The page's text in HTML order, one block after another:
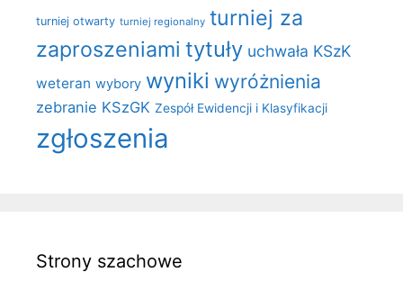
turniej otwarty turniej regionalny turniej za
zaproszeniami tytuły uchwała KSzK
weteran wybory wyniki wyróżnienia
zebranie KSzGK Zespół Ewidencji i Klasyfikacji
zgłoszenia
Strony szachowe